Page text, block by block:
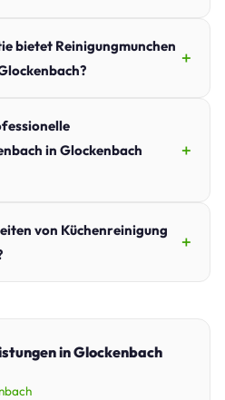
bietet Reinigungmunchen
in Glockenbach
von Küchenreinigung
in Glockenbach